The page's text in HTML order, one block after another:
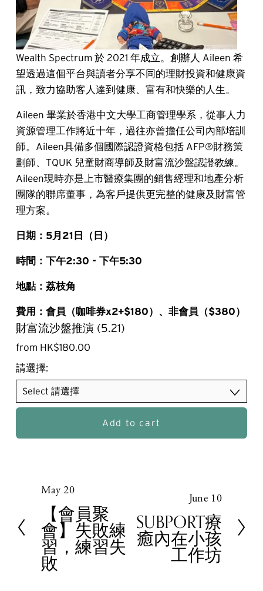
Wealth Spectrum 於 2021 年成立。創辦人 Aileen 希
望透過這個平台與讀者分享不同的理財投資和健康資
訊，致力協助客人達到健康、富有和快樂的人生。
Aileen 畢業於香港中文大學工商管理學系，從事人力
資源管理工作將近十年，過往亦曾擔任公司內部培訓
師。Aileen具備多個國際認證資格包括 AFP®財務策
劃師、TQUK 兒童財商導師及財富流沙盤認證教練。
Aileen現時亦是上市醫療集團的銷售經理和地產分析
團隊的聯席董事，為客戶提供更完整的健康及財富管
理方案。
日期：5月21日（日）
時間：下午2:30 - 下午5:30
地點：荔枝角
費用：會員（咖啡券x2+$180）、非會員（$380）
財富流沙盤推演 (5.21)
from HK$180.00
請選擇:
Add to cart
P
e
v
i
o
May 20
【會員聚
會】失敗練
習，練習失
敗
June 10
SUBPORT療
癒內在小孩
工作坊